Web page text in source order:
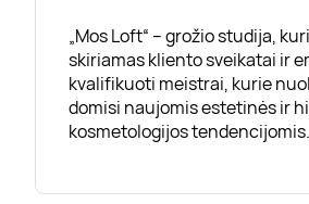
„Mos Loft“ – grožio studija,
skiriamas kliento sveikatai ir
kvalifikuoti meistrai, kurie
domisi naujomis estetinės ir
kosmetologijos tendencijomis.